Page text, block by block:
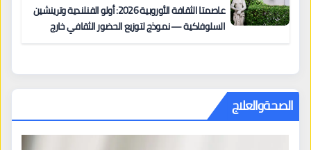
عاصمتا الثقافة الأوروبية 2026: أولو الفنلندية وترينشين
السلوفاكية — نموذج لتوزيع الحضور الثقافي خارج
الصحةوالعلاج